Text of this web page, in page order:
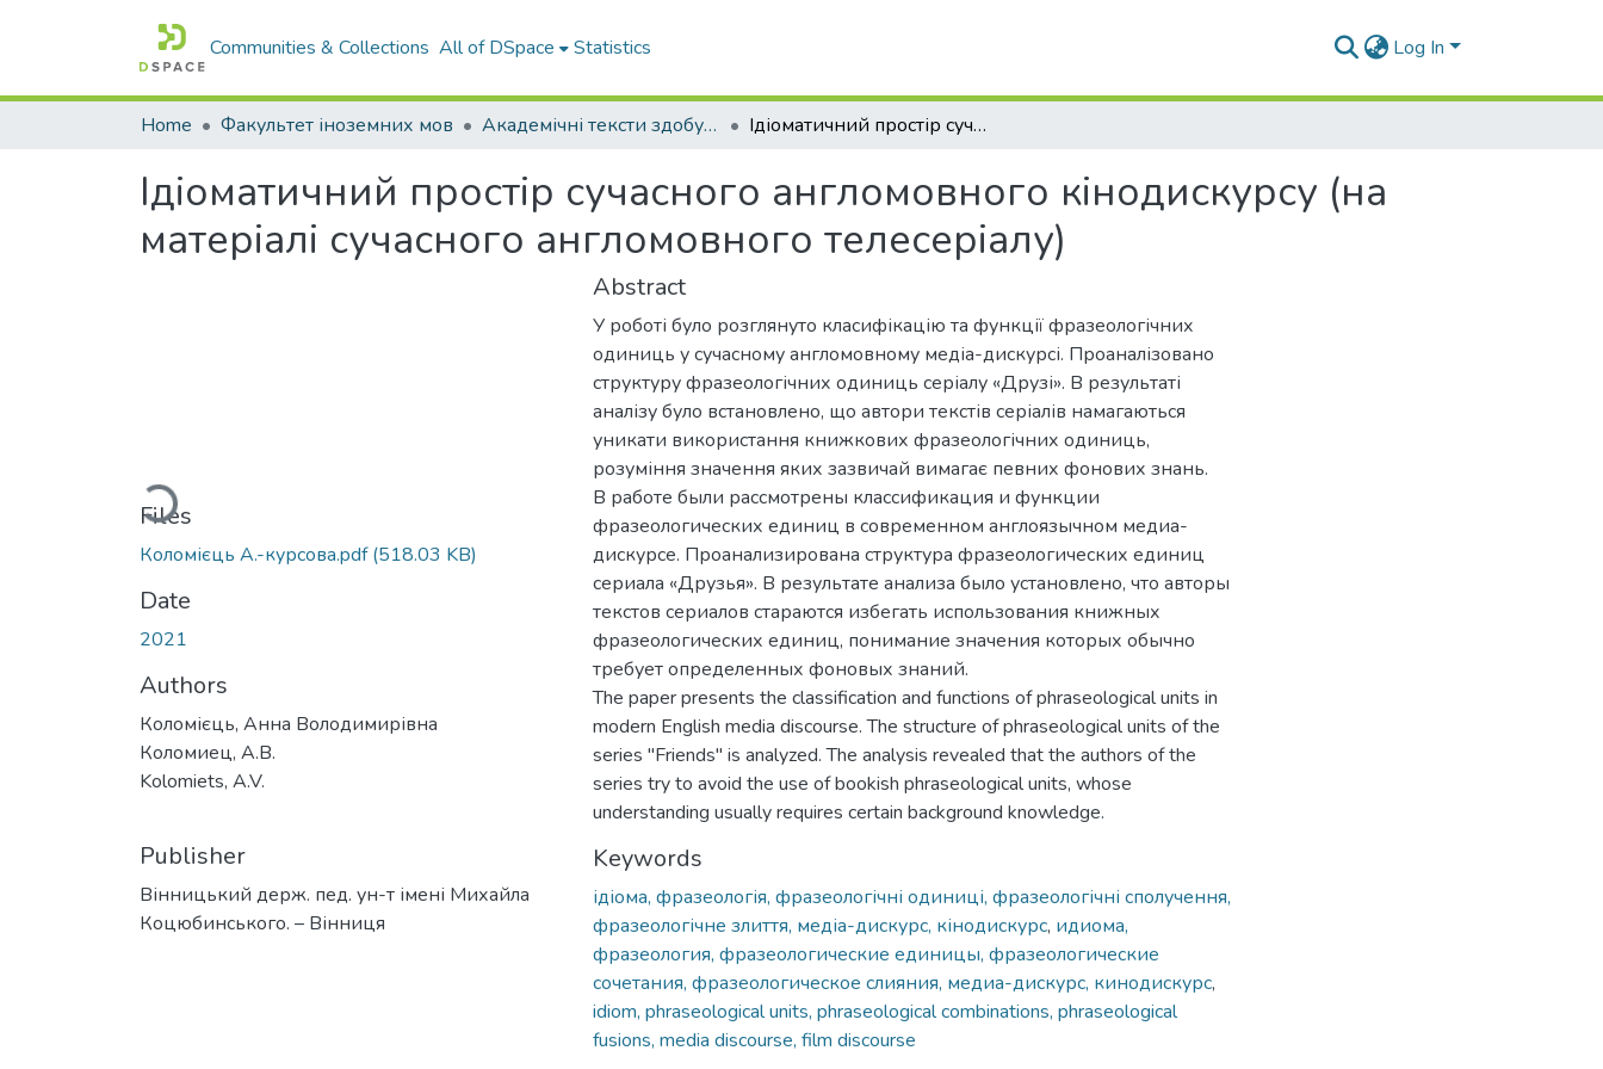
Communities & Collections All of DSpace Statistics Log In
Home Факультет іноземних мов Академічні тексти здобувачів вищої освіти Ідіоматичний простір сучасного англомовного кінодискурсу (на матеріалі сучасного англомовного телесеріалу)
Ідіоматичний простір сучасного англомовного кінодискурсу (на
матеріалі сучасного англомовного телесеріалу)
Loading...
Files
Коломієць А.-курсова.pdf(518.03 KB)
Date
2021
Authors
Коломієць, Анна Володимирівна
Коломиец, А.В.
Kolomiets, A.V.
Publisher
Вінницький держ. пед. ун-т імені Михайла
Коцюбинського. – Вінниця
Abstract
У роботі було розглянуто класифікацію та функції фразеологічних
одиниць у сучасному англомовному медіа-дискурсі. Проаналізовано
структуру фразеологічних одиниць серіалу «Друзі». В результаті
аналізу було встановлено, що автори текстів серіалів намагаються
уникати використання книжкових фразеологічних одиниць,
розуміння значення яких зазвичай вимагає певних фонових знань.
В работе были рассмотрены классификация и функции
фразеологических единиц в современном англоязычном медиа-
дискурсе. Проанализирована структура фразеологических единиц
сериала «Друзья». В результате анализа было установлено, что авторы
текстов сериалов стараются избегать использования книжных
фразеологических единиц, понимание значения которых обычно
требует определенных фоновых знаний.
The paper presents the classification and functions of phraseological units in
modern English media discourse. The structure of phraseological units of the
series "Friends" is analyzed. The analysis revealed that the authors of the
series try to avoid the use of bookish phraseological units, whose
understanding usually requires certain background knowledge.
Keywords
ідіома, фразеологія, фразеологічні одиниці, фразеологічні сполучення,
фразеологічне злиття, медіа-дискурс, кінодискурс, идиома,
фразеология, фразеологические единицы, фразеологические
сочетания, фразеологическое слияния, медиа-дискурс, кинодискурс,
idiom, phraseological units, phraseological combinations, phraseological
fusions, media discourse, film discourse